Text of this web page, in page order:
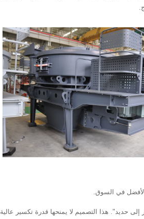
حديد". هذا التصميم لا يمنحها قدرة تكسير